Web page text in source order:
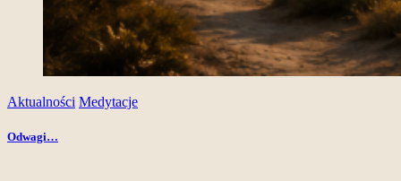
Aktualności Medytacje
Odwagi…